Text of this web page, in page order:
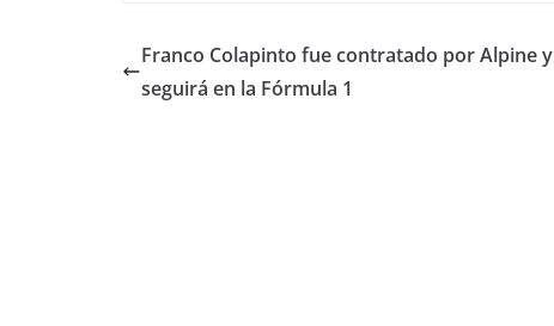
Franco Colapinto fue contratado por Alpine y
seguirá en la Fórmula 1